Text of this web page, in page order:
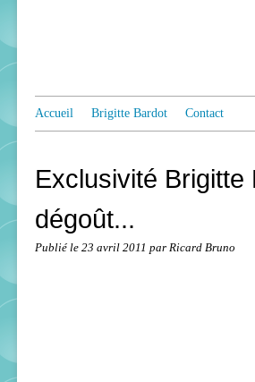
Accueil Brigitte Bardot Contact
Exclusivité
dégoût...
Publié le 23 avril 2011 par Ricard Bruno